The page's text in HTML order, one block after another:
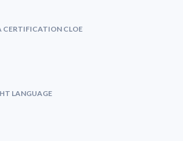
CERTIFICATION CLOE
LANGUAGE